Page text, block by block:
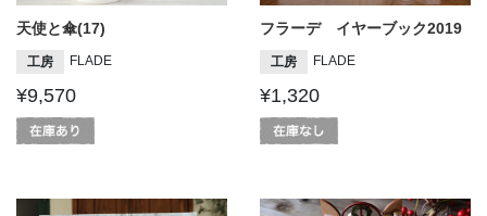
天使と傘(17)
工房 FLADE
¥9,570
フラーデ イヤーブック2019
工房 FLADE
¥1,320